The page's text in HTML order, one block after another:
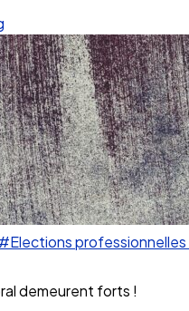
#Elections professionnelles
demeurent forts !